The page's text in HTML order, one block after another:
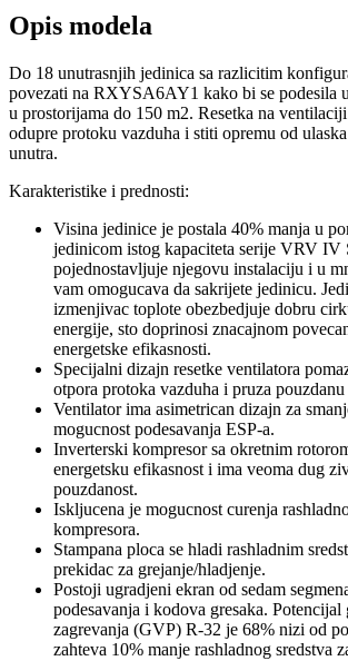
Opis modela
Do 18 unutrasnjih jedinica sa razlicitim
povezati na RXYSA6AY1 kako bi se podesila
u prostorijama do 150 m2. Resetka na
odupre protoku vazduha i stiti opremu od
unutra.
Karakteristike i prednosti:
Visina jedinice je postala 40% manja u
jedinicom istog kapaciteta serije VRV IV
pojednostavljuje njegovu instalaciju i u
vam omogucava da sakrijete jedinicu.
izmenjivac toplote obezbedjuje dobru
energije, sto doprinosi znacajnom
energetske efikasnosti.
Specijalni dizajn resetke ventilatora
otpora protoka vazduha i pruza
Ventilator ima asimetrican dizajn za
mogucnost podesavanja ESP-a.
Inverterski kompresor sa okretnim
energetsku efikasnost i ima veoma dug
pouzdanost.
Iskljucena je mogucnost curenja
kompresora.
Stampana ploca se hladi rashladnim
prekidac za grejanje/hladjenje.
Postoji ugradjeni ekran od sedam
podesavanja i kodova gresaka. Potencijal
zagrevanja (GVP) R-32 je 68% nizi od
zahteva 10% manje rashladnog sredstva